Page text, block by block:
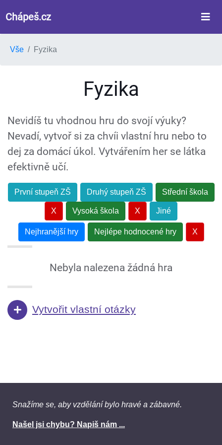
Chápeš.cz
Vše Fyzika
Fyzika
Nevidíš tu vhodnou hru do svojí výuky?
Nevadí, vytvoř si za chvíi vlastní hru nebo to
dej za domácí úkol. Vytvářením her se látka
efektivně učí.
První stupeň ZŠ Druhý stupeň ZŠ Střední škola
X Vysoká škola X Jiné
Nejhranější hry Nejlépe hodnocené hry X
Nebyla nalezena žádná hra
Vytvořit vlastní otázky
Snažíme se, aby vzdělání bylo hravé a zábavné.
Našel jsi chybu? Napiš nám ...